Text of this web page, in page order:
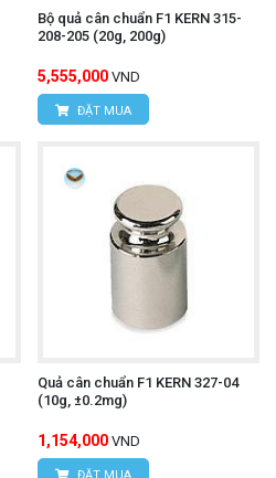
Bộ quả cân chuẩn F1 KERN 315-
208-205 (20g, 200g)
5,555,000 VND
ĐẶT MUA
Quả cân chuẩn F1 KERN 327-04
(10g, ±0.2mg)
1,154,000 VND